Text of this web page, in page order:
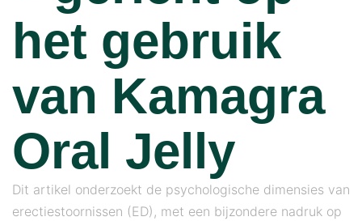
het gebruik
van Kamagra
Oral Jelly
Dit artikel onderzoekt de psychologische dimensies van
erectiestoornissen (ED), met een bijzondere nadruk op